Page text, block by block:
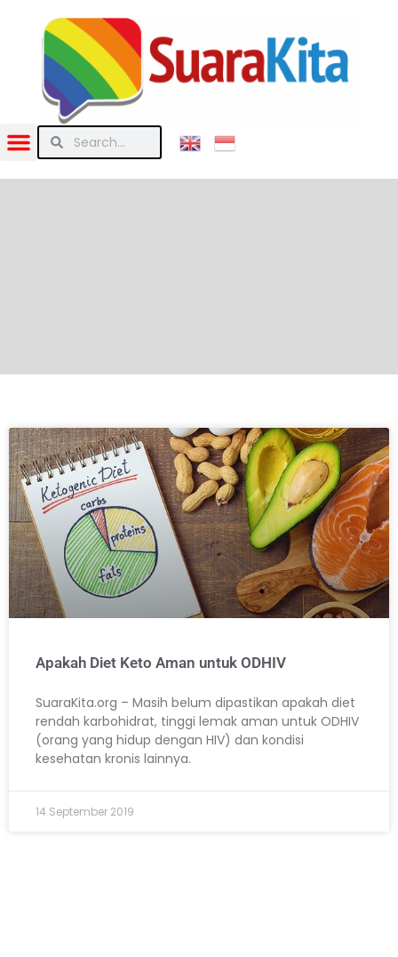
Apakah Diet Keto Aman untuk ODHIV
SuaraKita.org – Masih belum dipastikan apakah diet
rendah karbohidrat, tinggi lemak aman untuk ODHIV
(orang yang hidup dengan HIV) dan kondisi
kesehatan kronis lainnya.
14 September 2019